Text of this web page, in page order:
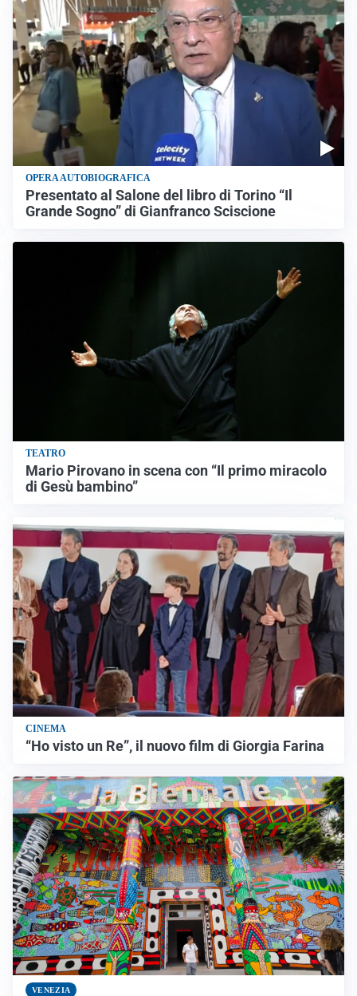
OPERA AUTOBIOGRAFICA
Presentato al Salone del libro di Torino “Il
Grande Sogno” di Gianfranco Sciscione
TEATRO
Mario Pirovano in scena con “Il primo miracolo
di Gesù bambino”
CINEMA
“Ho visto un Re”, il nuovo film di Giorgia Farina
VENEZIA